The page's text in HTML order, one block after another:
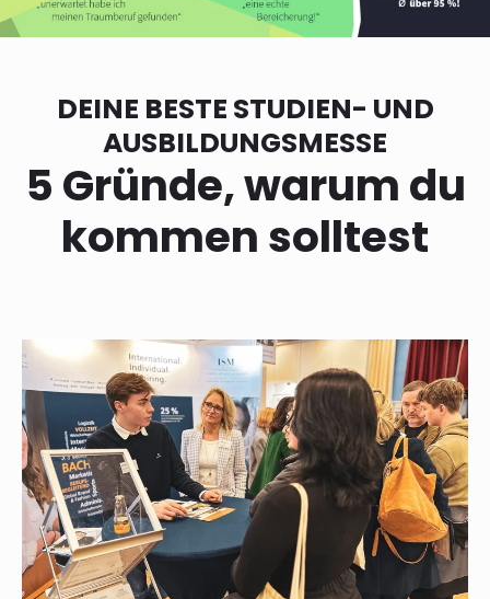
DEINE BESTE STUDIEN- UND
AUSBILDUNGSMESSE
5 Gründe, warum du
kommen solltest